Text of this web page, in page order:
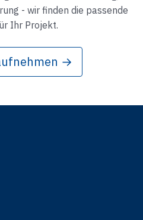
- wir finden die passende
Ihr Projekt.
→